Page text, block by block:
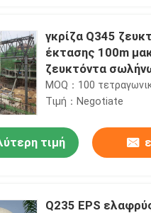
γκρίζα Q345
έκτασης 100m
ζευκτόντα
δομών στην
περιοχών
MOQ：100
Τιμή：Negotiate
τιμή
Q235 EPS